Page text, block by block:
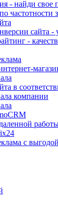
- найди свое
частотности
сайта -
-
в
компании
с